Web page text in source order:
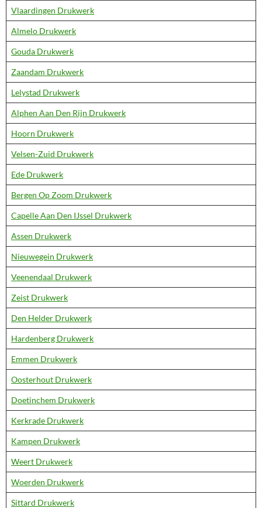
Vlaardingen Drukwerk
Almelo Drukwerk
Gouda Drukwerk
Zaandam Drukwerk
Lelystad Drukwerk
Alphen Aan Den Rijn Drukwerk
Hoorn Drukwerk
Velsen-Zuid Drukwerk
Ede Drukwerk
Bergen Op Zoom Drukwerk
Capelle Aan Den IJssel Drukwerk
Assen Drukwerk
Nieuwegein Drukwerk
Veenendaal Drukwerk
Zeist Drukwerk
Den Helder Drukwerk
Hardenberg Drukwerk
Emmen Drukwerk
Oosterhout Drukwerk
Doetinchem Drukwerk
Kerkrade Drukwerk
Kampen Drukwerk
Weert Drukwerk
Woerden Drukwerk
Sittard Drukwerk